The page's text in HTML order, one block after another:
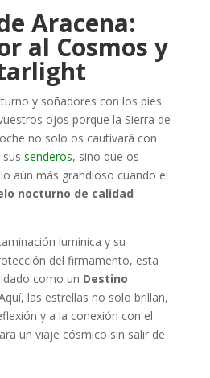
Aracena:
al Cosmos y
y soñadores con los pies
ojos porque la Sierra de
no solo os cautivará con
senderos, sino que os
aún más grandioso cuando el
nocturno de calidad
lumínica y su
del firmamento, esta
como un Destino
las estrellas no solo brillan,
y a la conexión con el
un viaje cósmico sin salir de